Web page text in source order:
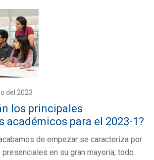
del 2023
los principales
académicos para el 2023-1?
de empezar se caracteriza por
en su gran mayoría; todo